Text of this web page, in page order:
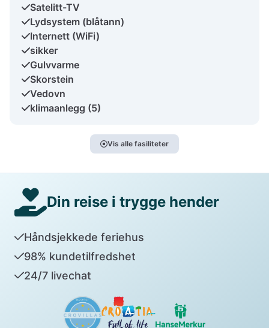
Satelitt-TV
Lydsystem (blåtann)
Internett (WiFi)
sikker
Gulvvarme
Skorstein
Vedovn
klimaanlegg (5)
Vis alle fasiliteter
Din reise i trygge hender
Håndsjekkede feriehus
98% kundetilfredshet
24/7 livechat